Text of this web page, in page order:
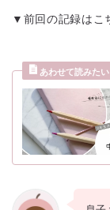
▼前回の記録はこ